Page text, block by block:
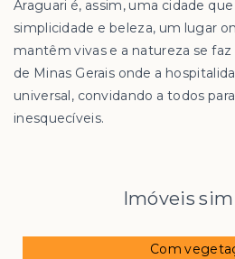
Araguari é, assim, uma cidade
simplicidade e beleza, um lugar
mantêm vivas e a natureza se
de Minas Gerais onde a
universal, convidando a todos
inesquecíveis.
Imóveis
Com